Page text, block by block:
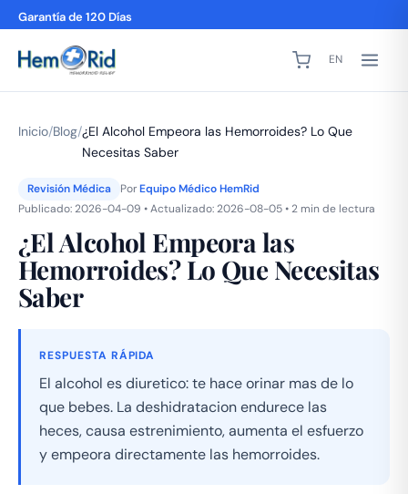
Garantía de 120 Días
EN
Inicio/Blog/¿El Alcohol Empeora las Hemorroides? Lo Que
Necesitas Saber
Revisión Médica PorEquipo Médico HemRid
Publicado: 2026-04-09 • Actualizado: 2026-08-05 • 2 min de lectura
¿El Alcohol Empeora las
Hemorroides? Lo Que Necesitas
Saber
RESPUESTA RÁPIDA
El alcohol es diuretico: te hace orinar mas de lo
que bebes. La deshidratacion endurece las
heces, causa estrenimiento, aumenta el esfuerzo
y empeora directamente las hemorroides.